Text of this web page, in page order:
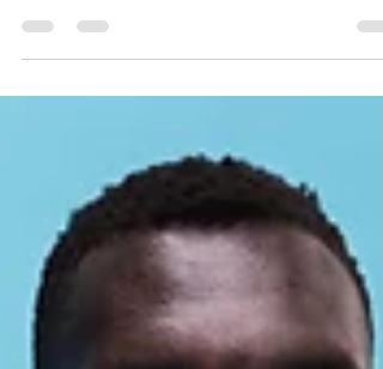
Cultivar Sua Marca Pessoal
Em um mundo cada vez mais conectado e